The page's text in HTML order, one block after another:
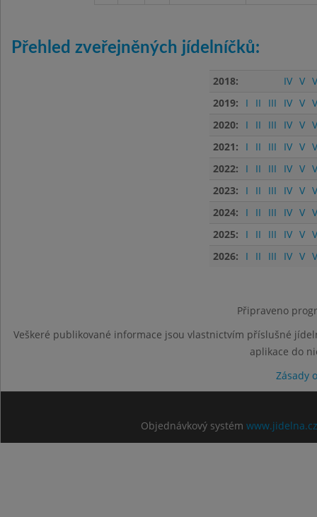
Přehled zveřejněných jídelníčků:
2018: IV V
2019:
I II III IV V
2020:
I II III IV V
2021:
I II III IV V
2022:
I II III IV V
2023:
I II III IV V
2024:
I II III IV V
2025:
I II III IV V
2026:
I II III IV V
Připraveno
Veškeré publikované informace jsou vlastnictvím příslušné
aplikace do
Zásady
Objednávkový systém www.jidelna.cz